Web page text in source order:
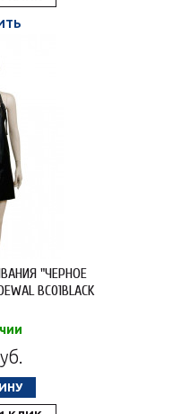
"ЧЕРНОЕ
BC01BLACK